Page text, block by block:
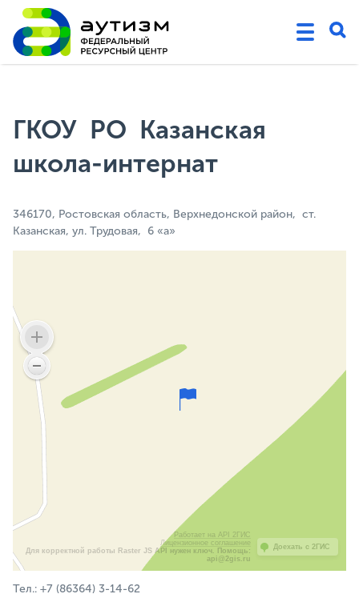
ГКОУ РО Казанская
школа-интернат
346170, Ростовская область, Верхнедонской район, ст.
Казанская, ул. Трудовая, 6 «а»
Работает на API 2ГИС
Лицензионное соглашение
Для корректной работы Raster JS API нужен ключ. Помощь:
api@2gis.ru
Доехать с 2ГИС
Тел.: +7 (86364) 3-14-62